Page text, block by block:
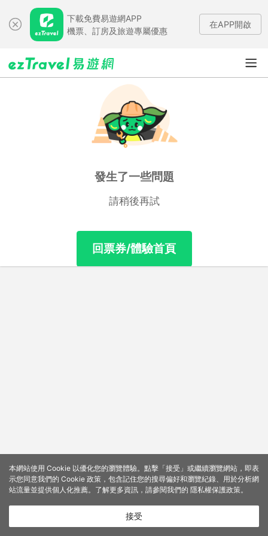
下載免費易遊網APP
機票、訂房及旅遊專屬優惠
在APP開啟
發生了一些問題
請稍後再試
回票券/體驗首頁
本網站使用 Cookie 以優化您的瀏覽體驗。點擊「接受」或繼續瀏覽網站，即表
示您同意我們的 Cookie 政策，包含記住您的搜尋偏好和瀏覽紀錄、用於分析網
站流量並提供個人化推薦。了解更多資訊，請參閱我們的 隱私權保護政策。
接受